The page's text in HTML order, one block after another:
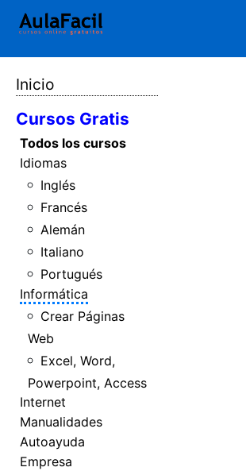
Inicio
Cursos Gratis
Todos los cursos
Idiomas
Inglés
Francés
Alemán
Italiano
Portugués
Informática
Crear Páginas
Web
Excel, Word,
Powerpoint, Access
Internet
Manualidades
Autoayuda
Empresa